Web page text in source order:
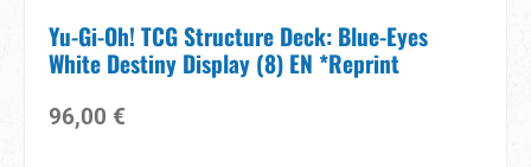
Yu-Gi-Oh! TCG Structure Deck: Blue-Eyes
White Destiny Display (8) EN *Reprint
Regulärer Preis:
96,00 €